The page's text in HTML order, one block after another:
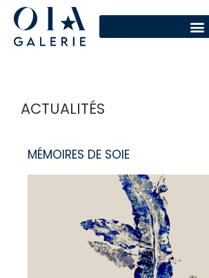
ACTUALITÉS
MÉMOIRES DE SOIE